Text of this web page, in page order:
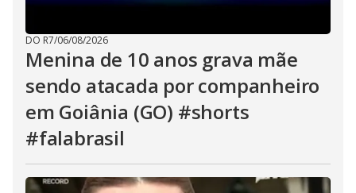
DO R7/06/08/2026
Menina de 10 anos grava mãe
sendo atacada por companheiro
em Goiânia (GO) #shorts
#falabrasil